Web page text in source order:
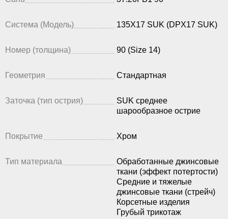
Система (Модель) 135X17 SUK (DPX17 SUK)
Номер (толщина) 90 (Size 14)
Геометрия Стандартная
Заточка (тип острия)
SUK среднее
шарообразное острие
Покрытие Хром
Тип материала
Обработанные джинсовые
ткани (эффект потертости)
Средние и тяжелые
джинсовые ткани (стрейч)
Корсетные изделия
Грубый трикотаж